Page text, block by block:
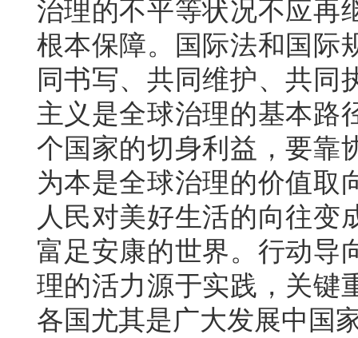
治理的不平等状况不应再
根本保障。国际法和国际
同书写、共同维护、共同
主义是全球治理的基本路
个国家的切身利益，要靠
为本是全球治理的价值取
人民对美好生活的向往变
富足安康的世界。行动导
理的活力源于实践，关键
各国尤其是广大发展中国